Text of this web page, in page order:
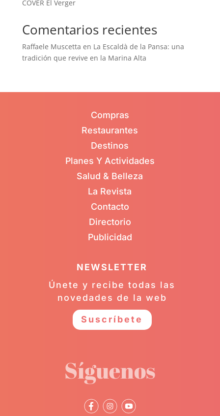
COVER El Verger
Comentarios recientes
Raffaele Muscetta en La Escaldà de la Pansa: una
tradición que revive en la Marina Alta
Compras
Restaurantes
Destinos
Planes Y Actividades
Salud & Belleza
La Revista
Contacto
Directorio
Publicidad
NEWSLETTER
Únete y recibe todas las
novedades de la web
Suscríbete
Síguenos